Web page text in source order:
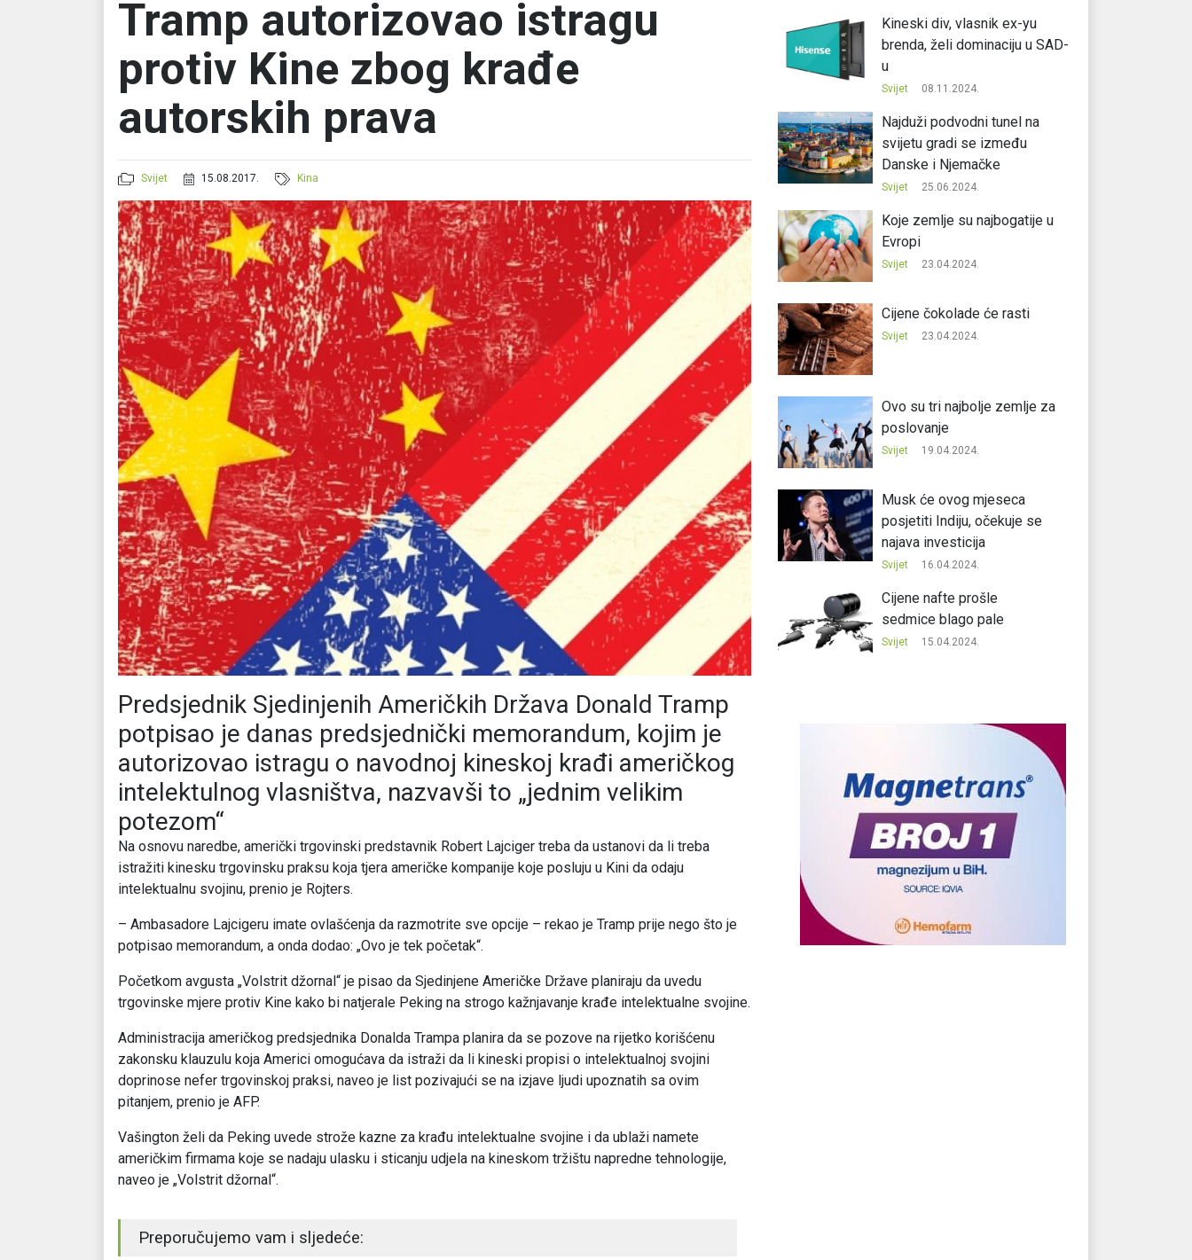
Tramp autorizovao istragu
protiv Kine zbog krađe
autorskih prava
Svijet 15.08.2017. Kina
Predsjednik Sjedinjenih Američkih Država Donald Tramp
potpisao je danas predsjednički memorandum, kojim je
autorizovao istragu o navodnoj kineskoj krađi američkog
intelektulnog vlasništva, nazvavši to „jednim velikim
potezom“
Na osnovu naredbe, američki trgovinski predstavnik Robert Lajciger treba da ustanovi da li treba
istražiti kinesku trgovinsku praksu koja tjera američke kompanije koje posluju u Kini da odaju
intelektualnu svojinu, prenio je Rojters.
– Ambasadore Lajcigeru imate ovlašćenja da razmotrite sve opcije – rekao je Tramp prije nego što je
potpisao memorandum, a onda dodao: „Ovo je tek početak“.
Početkom avgusta „Volstrit džornal“ je pisao da Sjedinjene Američke Države planiraju da uvedu
trgovinske mjere protiv Kine kako bi natjerale Peking na strogo kažnjavanje krađe intelektualne svojine.
Administracija američkog predsjednika Donalda Trampa planira da se pozove na rijetko korišćenu
zakonsku klauzulu koja Americi omogućava da istraži da li kineski propisi o intelektualnoj svojini
doprinose nefer trgovinskoj praksi, naveo je list pozivajući se na izjave ljudi upoznatih sa ovim
pitanjem, prenio je AFP.
Vašington želi da Peking uvede strože kazne za krađu intelektualne svojine i da ublaži namete
američkim firmama koje se nadaju ulasku i sticanju udjela na kineskom tržištu napredne tehnologije,
naveo je „Volstrit džornal“.
Preporučujemo vam i sljedeće:
Kineski div, vlasnik ex-yu
brenda, želi dominaciju u SAD-
u
Svijet 08.11.2024.
Najduži podvodni tunel na
svijetu gradi se između
Danske i Njemačke
Svijet 25.06.2024.
Koje zemlje su najbogatije u
Evropi
Svijet 23.04.2024.
Cijene čokolade će rasti
Svijet 23.04.2024.
Ovo su tri najbolje zemlje za
poslovanje
Svijet 19.04.2024.
Musk će ovog mjeseca
posjetiti Indiju, očekuje se
najava investicija
Svijet 16.04.2024.
Cijene nafte prošle
sedmice blago pale
Svijet 15.04.2024.